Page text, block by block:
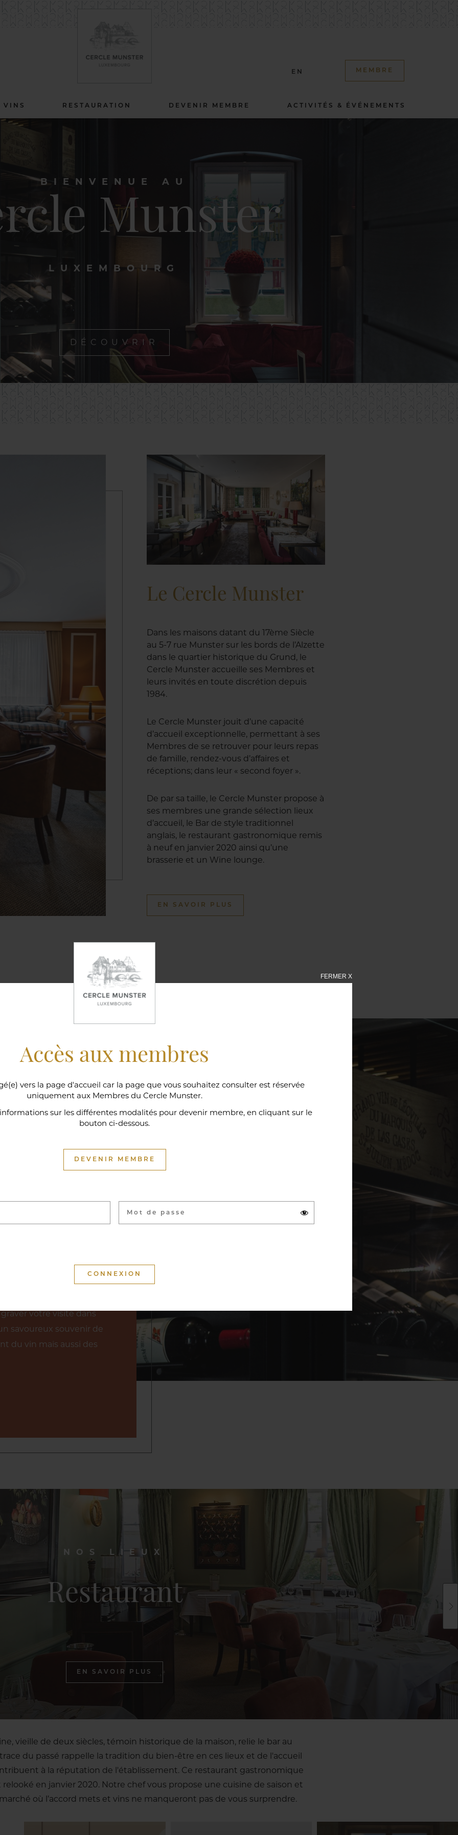
Accès aux membres
vers la page d'accueil car la page que vous souhaitez consulter est réservée
uniquement aux Membres du Cercle Munster.
sur les différentes modalités pour devenir membre, en cliquant sur le
bouton ci-dessous.
DEVENIR MEMBRE
FERMER X
EN MEMBRE
VINS RESTAURATION DEVENIR MEMBRE ACTIVITÉS & ÉVÉNEMENTS
BIENVENUE AU
Munster
LUXEMBOURG
DÉCOUVRIR
Le Cercle Munster
Dans les maisons datant du 17ème Siècle
au 5-7 rue Munster sur les bords de l’Alzette
dans le quartier historique du Grund, le
Cercle Munster accueille ses Membres et
leurs invités en toute discrétion depuis
1984.
Le Cercle Munster jouit d’une capacité
d’accueil exceptionnelle, permettant à ses
Membres de se retrouver pour leurs repas
de famille, rendez-vous d’affaires et
réceptions; dans leur « second foyer ».
De par sa taille, le Cercle Munster propose à
ses membres une grande sélection lieux
d’accueil, le Bar de style traditionnel
anglais, le restaurant gastronomique remis
à neuf en janvier 2020 ainsi qu’une
brasserie et un Wine lounge.
EN SAVOIR PLUS
du Cercle Munster
du petit producteur
La visite de notre
ou accompagnée pour
les vins les plus
votre visite dans
savoureux souvenir de
du vin mais aussi des
NOS LIEUX
Restaurant
EN SAVOIR PLUS
vieille de deux siècles, témoin historique de la maison, relie le bar au
du passé rappelle la tradition du bien-être en ces lieux et de l'accueil
à la réputation de l'établissement. Ce restaurant gastronomique
en janvier 2020. Notre chef vous propose une cuisine de saison et
où l’accord mets et vins ne manqueront pas de vous surprendre.